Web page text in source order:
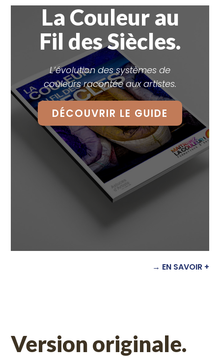
La Couleur au
Fil des Siècles.
L’évolution des systèmes de
couleurs racontée aux artistes.
DÉCOUVRIR LE GUIDE
→ EN SAVOIR +
Version originale.